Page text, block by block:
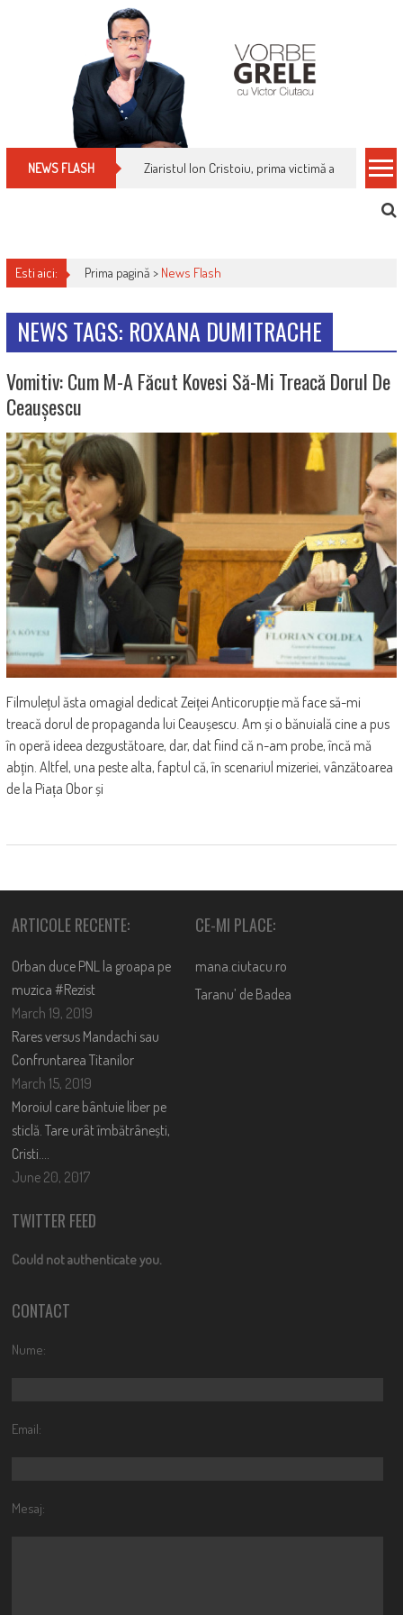
NEWS FLASH Ziaristul Ion Cristoiu, prima victimă a noi
Esti aici: Prima pagină > News Flash
NEWS TAGS: ROXANA DUMITRACHE
Vomitiv: Cum M-A Făcut Kovesi Să-Mi Treacă Dorul De
Ceaușescu
Filmulețul ăsta omagial dedicat Zeiței Anticorupție mă face să-mi
treacă dorul de propaganda lui Ceaușescu. Am și o bănuială cine a pus
în operă ideea dezgustătoare, dar, dat fiind că n-am probe, încă mă
abțin. Altfel, una peste alta, faptul că, în scenariul mizeriei, vânzătoarea
de la Piața Obor și
ARTICOLE RECENTE:
Orban duce PNL la groapa pe
muzica #Rezist
March 19, 2019
Rares versus Mandachi sau
Confruntarea Titanilor
March 15, 2019
Moroiul care bântuie liber pe
sticlă. Tare urât îmbătrânești,
Cristi….
June 20, 2017
CE-MI PLACE:
mana.ciutacu.ro
Taranu’ de Badea
TWITTER FEED
Could not authenticate you.
CONTACT
Nume:
Email:
Mesaj: